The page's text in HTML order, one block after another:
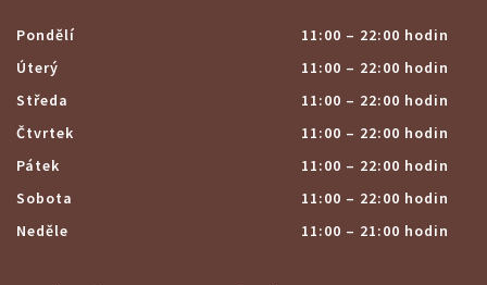
Pondělí
11:00 – 22:00 hodin
Úterý
11:00 – 22:00 hodin
Středa
11:00 – 22:00 hodin
Čtvrtek
11:00 – 22:00 hodin
Pátek
11:00 – 22:00 hodin
Sobota
11:00 – 22:00 hodin
Neděle
11:00 – 21:00 hodin